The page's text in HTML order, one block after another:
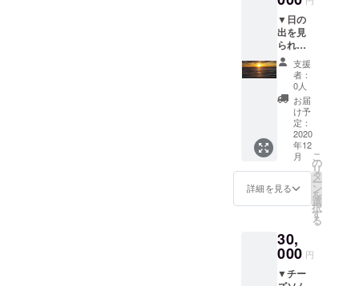
じゃな
くてい
ばら
き』に
続く、
イバラ
キング
の書き
下ろし
本第3
弾。 ※
サイン
入り、
送料代
込み ▼
しゃる
場合に
は人数
分をお
求めく
ださ
い。
（幼児
は無料
す。）
▼お礼
のお手
17時か
ら22時
までの
どちら
かをお
選びく
ださ
い。 ※6
名様ま
での予
約とさ
せてい
ただき
ます。
※人数超
をお願
いいた
す。 ※
いるＮ
ｏ三密
（新型
コロナ
ウイル
ス対
策）プ
ランで
す。可
能な限
り他の
人に触
れず
に、
チェッ
クアウ
トまで
安心し
てご利
▼日の
出を見
られる
貸切風
呂プラ
ン ●
宿泊
●貸切露
天風呂
（日の
出〜9時
まで貸
切）
●朝食
※小学
生以上6
でのご
利用と
させて
いただ
支援
者：
0人
お届
け予
定：
2020
年12
月
詳細を見る
こ
の
リ
タ
ー
ン
を
選
択
す
る
30,
000 円
▼チー